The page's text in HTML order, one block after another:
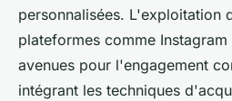
personnalisées. L'exploitation
plateformes comme
avenues pour l'engagement
intégrant les techniques